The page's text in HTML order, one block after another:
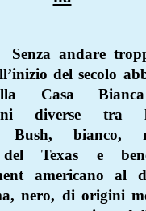
Senza andare
del secolo
Casa
diverse
Bush, bianco,
del Texas e
americano al
nero, di origini